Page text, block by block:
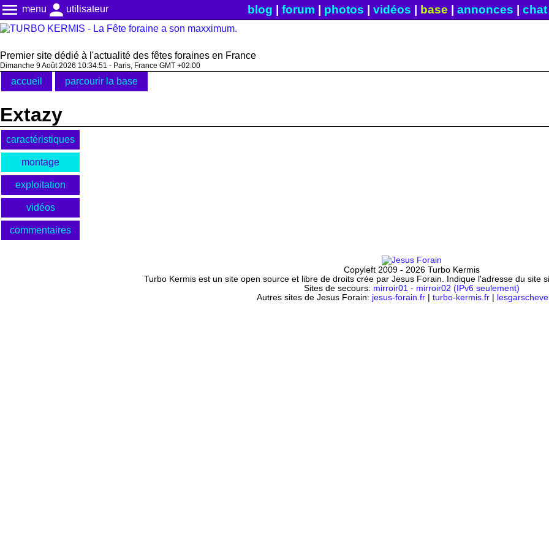
menu menu person utilisateur blog forum photos vidéos base annonces chat|
Premier site dédié à l'actualité des fêtes foraines en France
Dimanche 9 Août 2026 10:34:51 - Paris, France GMT +02:00
accueil parcourir la base
Extazy
caractéristiques
montage
exploitation
vidéos
commentaires
Copyleft 2009 - 2026 Turbo Kermis
Turbo Kermis est un site open source et libre de droits crée par Jesus Forain. Indique l'adresse du site
Sites de secours: mirroir01 - mirroir02 (IPv6 seulement)
Autres sites de Jesus Forain: jesus-forain.fr| turbo-kermis.fr|